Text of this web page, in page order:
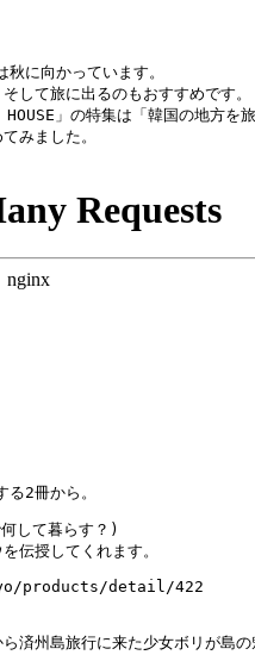
に向かっています。
して旅に出るのもおすすめです。
」の特集は「韓国の地方を
みました。
2冊から。
して暮らす？)
伝授してくれます。
products/detail/422
済州島旅行に来た少女ボリが島